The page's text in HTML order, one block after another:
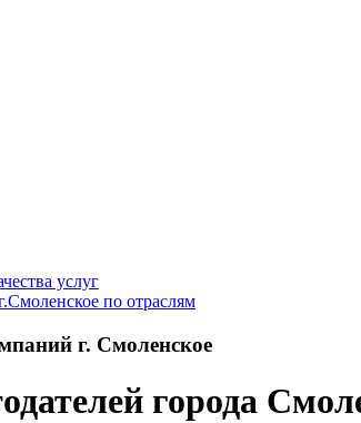
услуг
по отраслям
г. Смоленское
города